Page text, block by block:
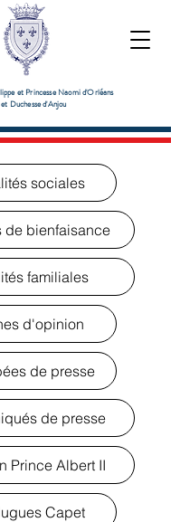
et Princesse Naomi d'Orléans
Duchesse d'Anjou
sociales
de bienfaisance
familiales
d'opinion
de presse
de presse
Prince Albert II
Capet